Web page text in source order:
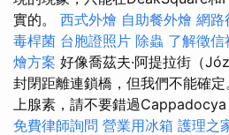
實的。 西式外燴 自助餐外燴 網路
毒桿菌 台胞證照片 除蟲 了解徵信
燴方案 好像喬茲夫·阿提拉街（
封閉距離連鎖橋，但我們不能確
上腺素，請不要錯過
免費律師詢問 營業用冰箱 護理之